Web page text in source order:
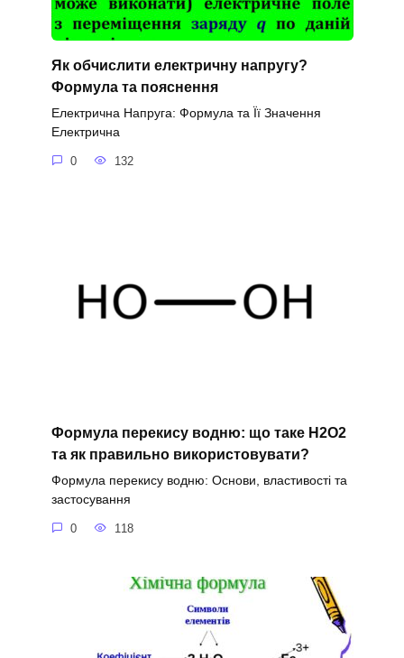
Як обчислити електричну напругу?
Формула та пояснення
Електрична Напруга: Формула та Її Значення
Електрична
0 132
Формула перекису водню: що таке H2O2
та як правильно використовувати?
Формула перекису водню: Основи, властивості та
застосування
0 118